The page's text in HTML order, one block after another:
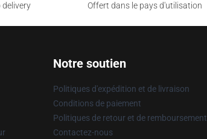
Offert dans le pays d'utilisation
Notre soutien
Politiques d'expédition et de livraison
Conditions de paiement
Politiques de retour et de remboursement
Contactez-nous